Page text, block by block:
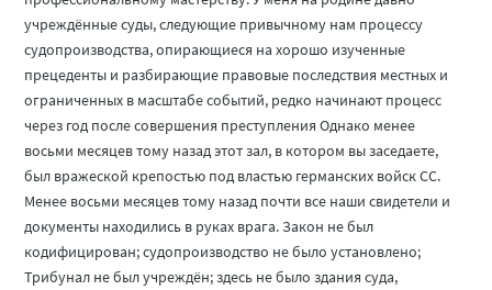
учреждённые суды, следующие привычному нам процессу
судопроизводства, опирающиеся на хорошо изученные
прецеденты и разбирающие правовые последствия местных и
ограниченных в масштабе событий, редко начинают процесс
через год после совершения преступления Однако менее
восьми месяцев тому назад этот зал, в котором вы заседаете,
был вражеской крепостью под властью германских войск СС.
Менее восьми месяцев тому назад почти все наши свидетели и
документы находились в руках врага. Закон не был
кодифицирован; судопроизводство не было установлено;
Трибунал не был учреждён; здесь не было здания суда,